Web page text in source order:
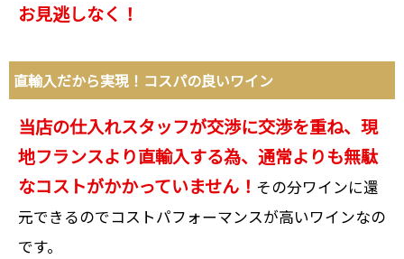
お見逃しなく！
直輸入だから実現！コスパの良いワイン
当店の仕入れスタッフが交渉に交渉を重ね、現
地フランスより直輸入する為、通常よりも無駄
なコストがかかっていません！ その分ワインに還
元できるのでコストパフォーマンスが高いワインなの
です。